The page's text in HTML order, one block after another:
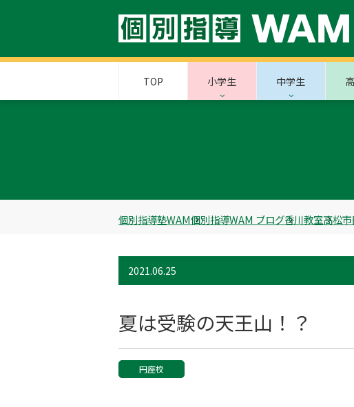
TOP 小学生 中学生
個別指導塾WAM個別指導WAM ブログ香川教室高松市
2021.06.25
夏は受験の天王山！？
円座校